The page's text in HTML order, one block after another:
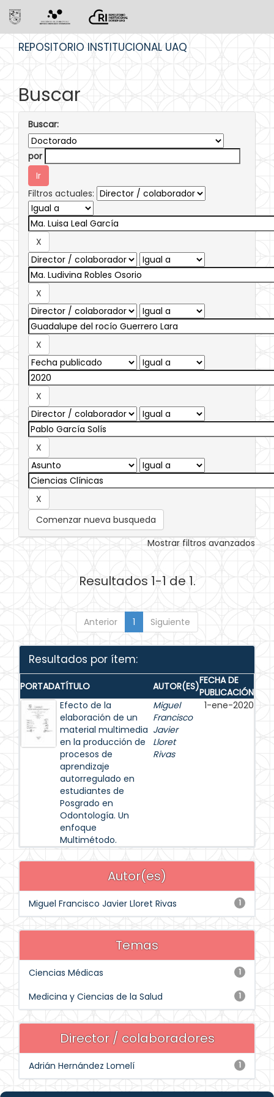
REPOSITORIO INSTITUCIONAL UAQ
Buscar
Buscar:
por
Filtros actuales:
Comenzar nueva busqueda
Mostrar filtros avanzados
Resultados 1-1 de 1.
Anterior 1 Siguiente
Resultados por ítem:
PORTADATÍTULO AUTOR(ES)FECHA DE
PUBLICACIÓN
Efecto de la
elaboración de un
material multimedia
en la producción de
procesos de
aprendizaje
autorregulado en
estudiantes de
Posgrado en
Odontología. Un
enfoque
Multimétodo.
Miguel
Francisco
Javier
Lloret
Rivas
1-ene-2020
Autor(es)
1
Miguel Francisco Javier Lloret Rivas
Temas
1
Ciencias Médicas
1
Medicina y Ciencias de la Salud
Director / colaboradores
1
Adrián Hernández Lomelí